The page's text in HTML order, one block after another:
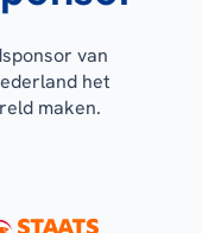
van
het
maken.